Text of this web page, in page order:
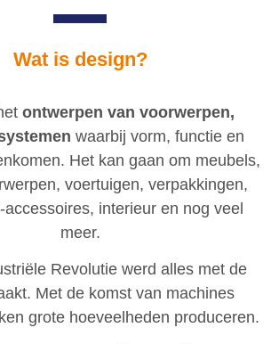
Wat is design?
ontwerpen van voorwerpen,
waarbij vorm, functie en
Het kan gaan om meubels,
voertuigen, verpakkingen,
interieur en nog veel
meer.
Revolutie werd alles met de
Met de komst van machines
grote hoeveelheden produceren.